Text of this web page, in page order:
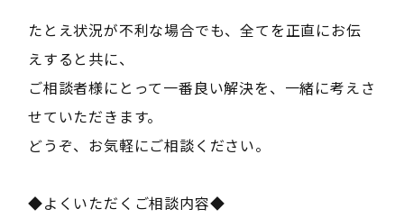
たとえ状況が不利な場合でも、全てを正直にお伝
えすると共に、
ご相談者様にとって一番良い解決を、一緒に考えさ
せていただきます。
どうぞ、お気軽にご相談ください。
◆よくいただくご相談内容◆